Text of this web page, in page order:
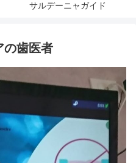
サルデーニャガイド
の歯医者